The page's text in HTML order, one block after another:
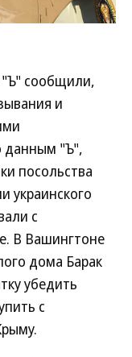
"Ъ" сообщили,
и
данным "Ъ",
посольства
украинского
с
В Вашингтоне
дома Барак
убедить
с